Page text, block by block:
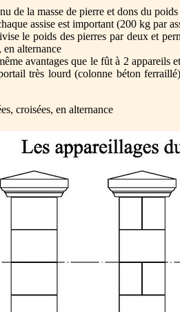
de la masse de pierre et dons du
assise est important (200 kg par
le poids des pierres par deux et
en alternance
avantages que le fût à 2
très lourd (colonne béton
croisées, en alternance